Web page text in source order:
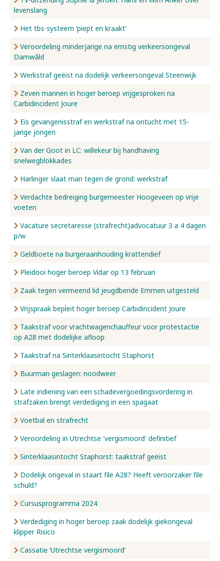
levenslang
Het tbs-systeem ‘piept en kraakt’
Veroordeling minderjarige na ernstig verkeersongeval
Damwâld
Werkstraf geëist na dodelijk verkeersongeval Steenwijk
Zeven mannen in hoger beroep vrijgesproken na
Carbidincident Joure
Eis gevangenisstraf en werkstraf na ontucht met 15-
jarige jongen
Van der Goot in LC: willekeur bij handhaving
snelwegblokkades
Harlinger slaat man tegen de grond: werkstraf
Verdachte bedreiging burgemeester Hoogeveen op vrije
voeten
Vacature secretaresse (strafrecht)advocatuur 3 a 4 dagen
p/w
Geldboete na burgeraanhouding krattendief
Pleidooi hoger beroep Vidar op 13 februari
Zaak tegen vermeend lid jeugdbende Emmen uitgesteld
Vrijspraak bepleit hoger beroep Carbidincident Joure
Taakstraf voor vrachtwagenchauffeur voor protestactie
op A28 met dodelijke afloop
Taakstraf na Sinterklaasintocht Staphorst
Buurman geslagen: noodweer
Late indiening van een schadevergoedingsvordering in
strafzaken brengt verdediging in een spagaat
Voetbal en strafrecht
Veroordeling in Utrechtse 'vergismoord' definitief
Sinterklaasintocht Staphorst: taakstraf geëist
Dodelijk ongeval in staart file A28? Heeft veroorzaker file
schuld?
Cursusprogramma 2024
Verdediging in hoger beroep zaak dodelijk giekongeval
klipper Risico
Cassatie ‘Utrechtse vergismoord’